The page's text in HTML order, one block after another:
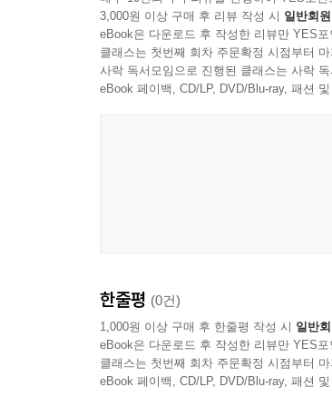
3,000원 이상 구매 후 리뷰 작성 시 일반회
eBook은 다운로드 후 작성한 리뷰만 YES
클래스는 첫번째 회차 주문확정 시점부터
사락 독서모임으로 진행된 클래스는 사락
eBook 페이백, CD/LP, DVD/Blu-ray, 패션
한줄평 (0건)
1,000원 이상 구매 후 한줄평 작성 시 일반
eBook은 다운로드 후 작성한 리뷰만 YES
클래스는 첫번째 회차 주문확정 시점부터
eBook 페이백, CD/LP, DVD/Blu-ray, 패션